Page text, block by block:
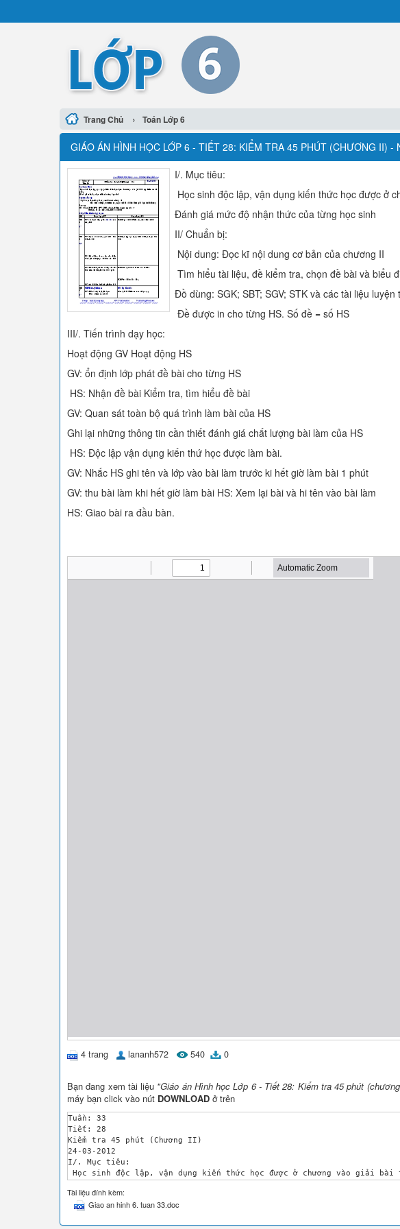
Trang Chủ › Toán Lớp 6
GIÁO ÁN HÌNH HỌC LỚP 6 - TIẾT 28: KIỂM TRA 45 PHÚT (CHƯƠNG II) -
I/. Mục tiêu:
Học sinh độc lập, vận dụng kiến thức học được ở
Đánh giá mức độ nhận thức của từng học sinh
II/ Chuẩn bị:
Nội dung: Đọc kĩ nội dung cơ bản của chương II
Tìm hiểu tài liệu, đề kiểm tra, chọn đề bài và biểu
Đồ dùng: SGK; SBT; SGV; STK và các tài liệu luyện
Đề được in cho từng HS. Số đề = số HS
III/. Tiến trình dạy học:
Hoạt động GV Hoạt động HS
GV: ổn định lớp phát đề bài cho từng HS
HS: Nhận đề bài Kiểm tra, tìm hiểu đề bài
GV: Quan sát toàn bộ quá trình làm bài của HS
Ghi lại những thông tin cần thiết đánh giá chất lượng bài làm của HS
HS: Độc lập vận dụng kiến thứ học được làm bài.
GV: Nhắc HS ghi tên và lớp vào bài làm trước ki hết giờ làm bài 1 phút
GV: thu bài làm khi hết giờ làm bài HS: Xem lại bài và hi tên vào bài làm
HS: Giao bài ra đầu bàn.
4 trang lananh572 540 0
Bạn đang xem tài liệu "Giáo án Hình học Lớp 6 - Tiết 28: Kiểm tra 45 phút
máy bạn click vào nút DOWNLOAD ở trên
Tuần: 33
Tiết: 28
Kiểm tra 45 phút (Chương II)
24-03-2012
I/. Mục tiêu:
Học sinh độc lập, vận dụng kiến thức học được ở chương vào giải
Đánh giá mức độ nhận thức của từng học sinh
II/ Chuẩn bị:
Nội dung: Đọc kĩ nội dung cơ bản của chương II
Tài liệu đính kèm:
Giao an hinh 6. tuan 33.doc